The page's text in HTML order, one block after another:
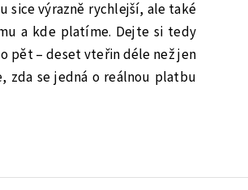
sice výrazně rychlejší, ale také
a kde platíme. Dejte si tedy
pět – deset vteřin déle než jen
zda se jedná o reálnou platbu